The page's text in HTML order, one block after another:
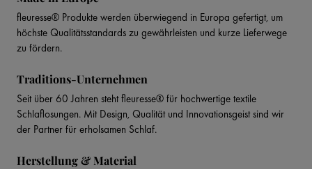
fleuresse® Produkte werden überwiegend in Europa gefertigt, um
höchste Qualitätsstandards zu gewährleisten und kurze Lieferwege
zu fördern.
Traditions-Unternehmen
Seit über 60 Jahren steht fleuresse® für hochwertige textile
Schlaflosungen. Mit Design, Qualität und Innovationsgeist sind wir
der Partner für erholsamen Schlaf.
Herstellung & Material